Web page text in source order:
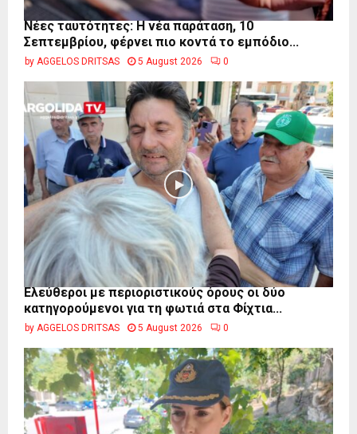
Νέες ταυτότητες: Η νέα παράταση, 10
Σεπτεμβρίου, φέρνει πιο κοντά το εμπόδιο...
by AGGELOS DRITSAS 5 August 2026 0
Ελεύθεροι με περιοριστικούς όρους οι δύο
κατηγορούμενοι για τη φωτιά στα Φίχτια...
by AGGELOS DRITSAS 5 August 2026 0